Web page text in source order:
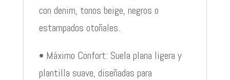
con denim, tonos beige, negros o
estampados otoñales.
• Máximo Confort: Suela plana ligera y
plantilla suave, diseñadas para